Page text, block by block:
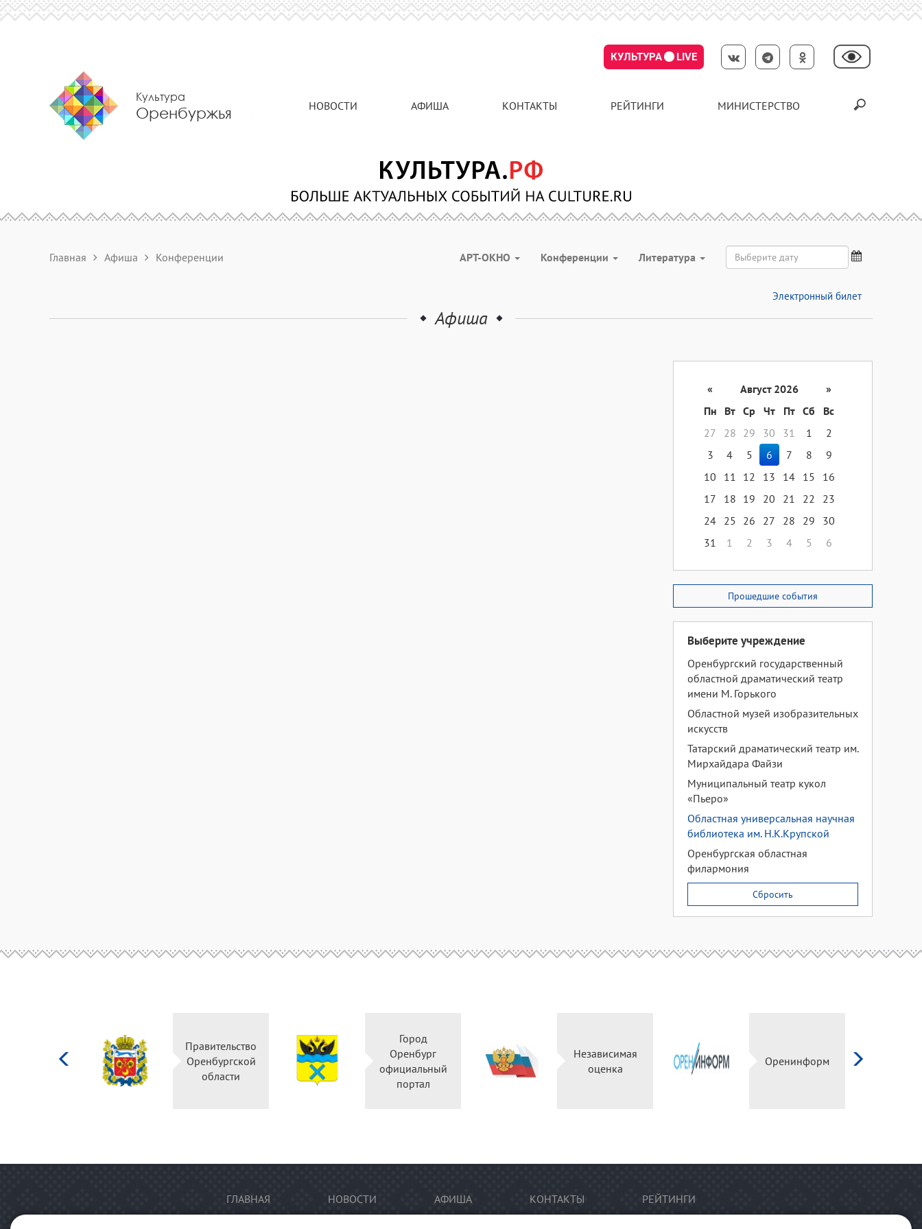
КУЛЬТУРА LIVE
Культура
Оренбуржья НОВОСТИ АФИША КОНТАКТЫ РЕЙТИНГИ МИНИСТЕРСТВО
Главная Афиша Конференции АРТ-ОКНО Конференции Литература
Электронный билет
Афиша
« Август 2026
»
Пн
Вт Ср Чт Пт Сб
Вс
27
28 29 30 31 1
2
3
4 5 6 7 8
9
10
11 12 13 14 15
16
17
18 19 20 21 22
23
24 25 26 27 28 29
30
31
1 2 3 4 5 6
Прошедшие события
Выберите учреждение
Оренбургский государственный
областной драматический театр
имени М. Горького
Областной музей изобразительных
искусств
Татарский драматический театр им.
Мирхайдара Файзи
Муниципальный театр кукол
«Пьеро»
Областная универсальная научная
библиотека им. Н.К.Крупской
Оренбургская областная
филармония
Сбросить
Правительство
Оренбургской
области
Город
Оренбург
официальный
портал
Независимая
оценка
Оренинформ
ГЛАВНАЯ НОВОСТИ АФИША КОНТАКТЫ РЕЙТИНГИ